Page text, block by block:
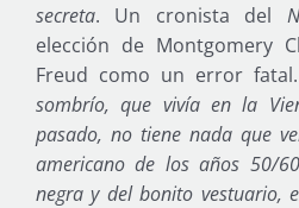
secreta. Un cronista del
elección de Montgomery
Freud como un error
sombrío, que vivía en la
pasado, no tiene nada que
americano de los años 50/
negra y del bonito vestuario,